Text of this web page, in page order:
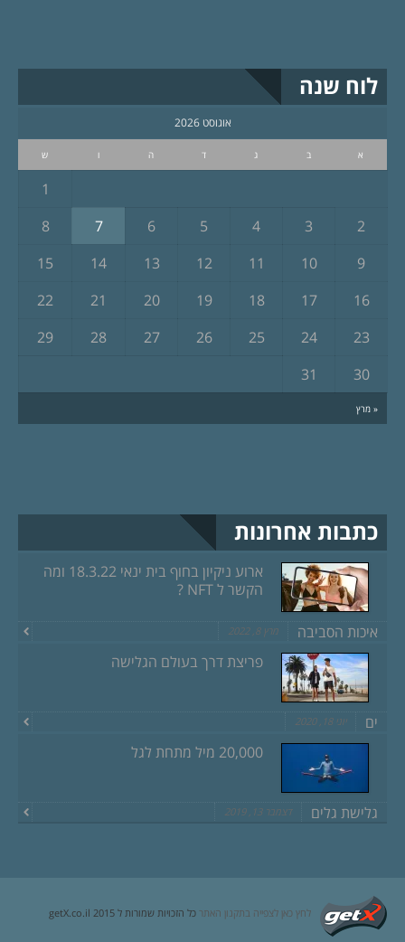
לוח שנה
אוגוסט 2026
א ב ג ד ה ו ש
« מרץ
1
2
3
4
5
6
7
8
9
10
11
12
13
14
15
16
17
18
19
20
21
22
23
24
25
26
27
28
29
30
31
כתבות אחרונות
ארוע ניקיון בחוף בית ינאי 18.3.22 ומה
הקשר ל NFT ?
איכות הסביבה מרץ 8, 2022
פריצת דרך בעולם הגלישה
ים יוני 18, 2020
20,000 מיל מתחת לגל
גלישת גלים דצמבר 13, 2019
לחץ כאן לצפייה בתקנון האתר כל הזכויות שמורות ל getX.co.il 2015